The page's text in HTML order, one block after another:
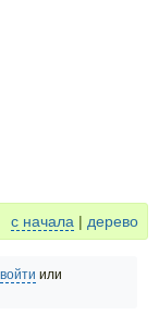
с начала | дерево
войти или